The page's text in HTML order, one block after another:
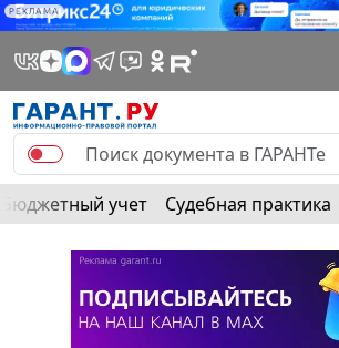
РЕКЛАМА
Бюджетный учет Судебная практика